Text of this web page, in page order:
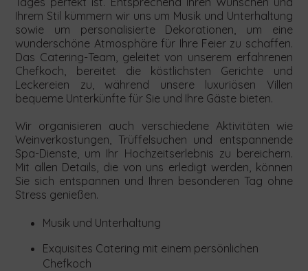
Ihrem Stil kümmern wir uns um Musik und Unterhaltung
sowie um personalisierte Dekorationen, um eine
wunderschöne Atmosphäre für Ihre Feier zu schaffen.
Das Catering-Team, geleitet von unserem erfahrenen
Chefkoch, bereitet die köstlichsten Gerichte und
Leckereien zu, während unsere luxuriösen Villen
bequeme Unterkünfte für Sie und Ihre Gäste bieten.
Wir organisieren auch verschiedene Aktivitäten wie
Weinverkostungen, Trüffelsuchen und entspannende
Spa-Dienste, um Ihr Hochzeitserlebnis zu bereichern.
Mit allen Details, die von uns erledigt werden, können
Sie sich entspannen und Ihren besonderen Tag ohne
Stress genießen.
Musik und Unterhaltung
Exquisites Catering mit einem persönlichen
Chefkoch
Villen
über
das
untenstehende
Formular.
Villen
über
das
untenstehende
Formular.